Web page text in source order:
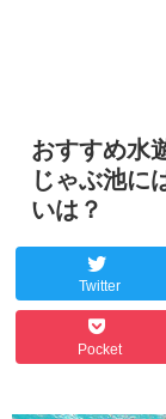
おすすめ水
じゃぶ池に
いは？
Twitter
Pocket